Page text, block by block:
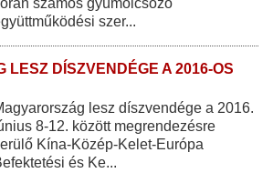
szer...
LESZ DÍSZVENDÉGE A 2016-OS
lesz díszvendége a 2016.
8-12. között megrendezésre
Kína-Közép-Kelet-Európa
és Ke...